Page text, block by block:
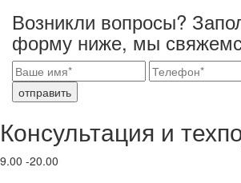
Возникли вопросы?
форму ниже, мы
отправить
Консультация и
9.00 -20.00